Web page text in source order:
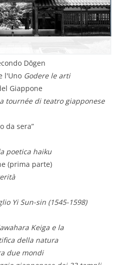
Dōgen
l'Uno Godere le arti
Giappone
tournée di teatro giapponese
da sera”
poetica haiku
(prima parte)
Yi Sun-sin (1545-1598)
Keiga e la
della natura
due mondi